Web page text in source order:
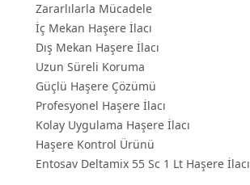
Zararlılarla Mücadele
İç Mekan Haşere İlacı
Dış Mekan Haşere İlacı
Uzun Süreli Koruma
Güçlü Haşere Çözümü
Profesyonel Haşere İlacı
Kolay Uygulama Haşere İlacı
Haşere Kontrol Ürünü
Entosav Deltamix 55 Sc 1 Lt Haşere İlacı